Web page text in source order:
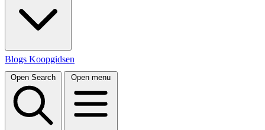
Blogs Koopgidsen
Open Search Open menu